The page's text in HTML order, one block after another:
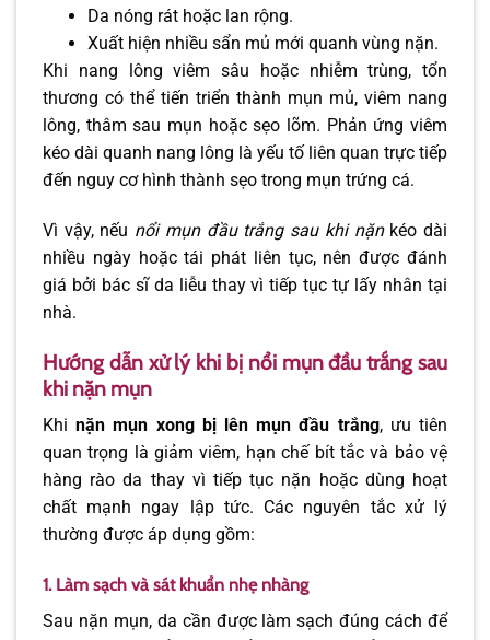
Da nóng rát hoặc lan rộng.
Xuất hiện nhiều sẩn mủ mới quanh vùng nặn.
Khi nang lông viêm sâu hoặc nhiễm trùng, tổn
thương có thể tiến triển thành mụn mủ, viêm nang
lông, thâm sau mụn hoặc sẹo lõm. Phản ứng viêm
kéo dài quanh nang lông là yếu tố liên quan trực tiếp
đến nguy cơ hình thành sẹo trong mụn trứng cá.
Vì vậy, nếu nổi mụn đầu trắng sau khi nặnkéo dài
nhiều ngày hoặc tái phát liên tục, nên được đánh
giá bởi bác sĩ da liễu thay vì tiếp tục tự lấy nhân tại
nhà.
Hướng dẫn xử lý khi bị nổi mụn đầu trắng sau
khi nặn mụn
Khinặn mụn xong bị lên mụn đầu trắng, ưu tiên
quan trọng là giảm viêm, hạn chế bít tắc và bảo vệ
hàng rào da thay vì tiếp tục nặn hoặc dùng hoạt
chất mạnh ngay lập tức. Các nguyên tắc xử lý
thường được áp dụng gồm:
1. Làm sạch và sát khuẩn nhẹ nhàng
Sau nặn mụn, da cần được làm sạch đúng cách để